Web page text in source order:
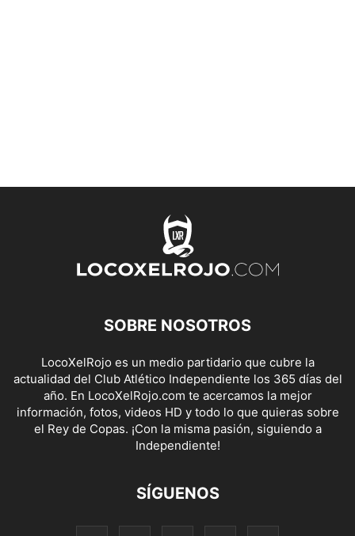
SOBRE NOSOTROS
LocoXelRojo es un medio partidario que cubre la
actualidad del Club Atlético Independiente los 365 días del
año. En LocoXelRojo.com te acercamos la mejor
información, fotos, videos HD y todo lo que quieras sobre
el Rey de Copas. ¡Con la misma pasión, siguiendo a
Independiente!
SÍGUENOS